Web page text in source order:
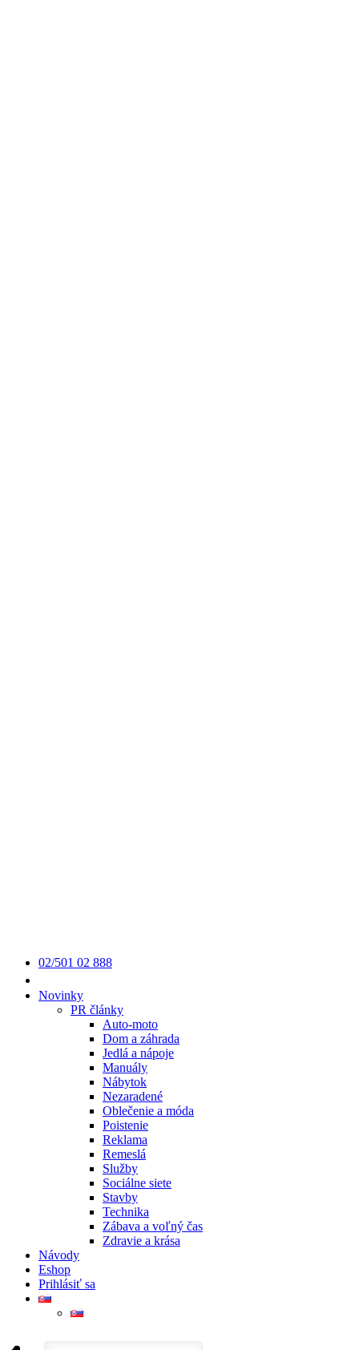
02/501 02 888
Novinky
PR články
Auto-moto
Dom a záhrada
Jedlá a nápoje
Manuály
Nábytok
Nezaradené
Oblečenie a móda
Poistenie
Reklama
Remeslá
Služby
Sociálne siete
Stavby
Technika
Zábava a voľný čas
Zdravie a krása
Návody
Eshop
Prihlásiť sa